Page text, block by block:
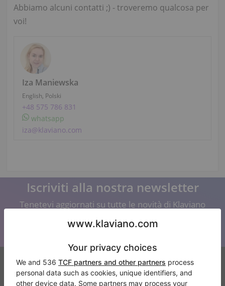
Abbiamo alcuni contatti ;) - troveremo qualcosa per
voi!
Iza Maniewska
English, Polski
+48 575 786 831
whatsapp
iza@klaviano.com
Iscriviti alla nostra newsletter
Tenetevi aggiornati su tutte le novità di Klaviano
Klaviano